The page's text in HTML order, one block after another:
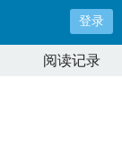
登录
阅读记录